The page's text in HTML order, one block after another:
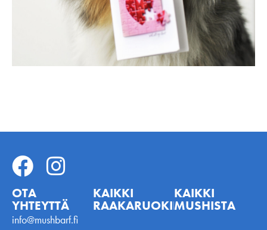
OTA
YHTEYTTÄ
info@mushbarf.fi
KAIKKI
RAAKARUOKINNASTA
KAIKKI
MUSHISTA